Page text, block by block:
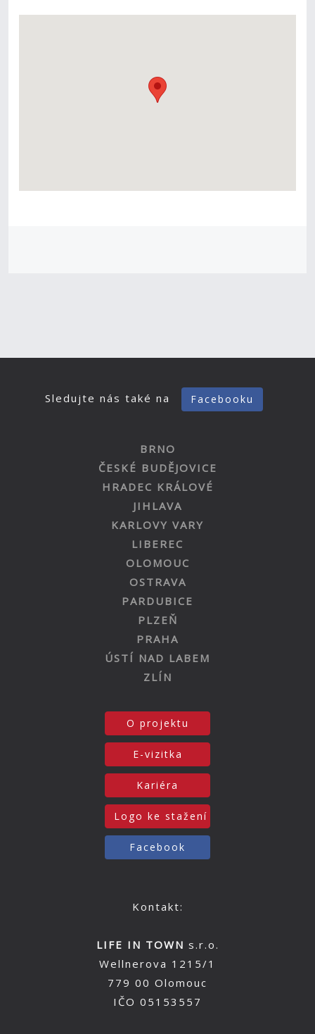
Sledujte nás také na Facebooku
BRNO
ČESKÉ BUDĚJOVICE
HRADEC KRÁLOVÉ
JIHLAVA
KARLOVY VARY
LIBEREC
OLOMOUC
OSTRAVA
PARDUBICE
PLZEŇ
PRAHA
ÚSTÍ NAD LABEM
ZLÍN
O projektu
E-vizitka
Kariéra
Logo ke stažení
Facebook
Kontakt:
LIFE IN TOWN s.r.o.
Wellnerova 1215/1
779 00 Olomouc
IČO 05153557